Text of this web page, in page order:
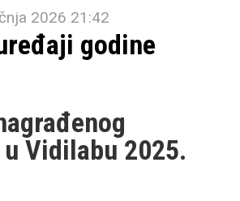
2026 21:42
godine
Vidilabu 2025.